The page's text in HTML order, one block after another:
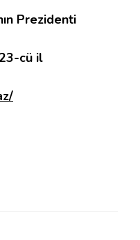
Prezidenti
cü il